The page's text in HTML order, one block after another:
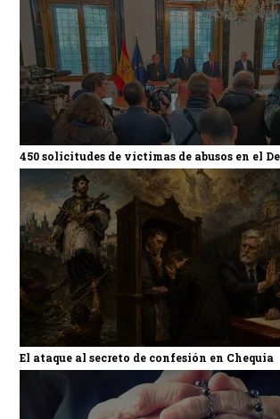
450 solicitudes de víctimas de abusos en el
El ataque al secreto de confesión en Chequia